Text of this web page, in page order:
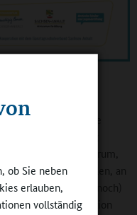
ob Sie neben
erlauben,
vollständig
auf diese
Wertschätzung
auch wesentlich darum,
Ganztagsschulen, an
und Schülern (noch)
dieser Partizipation